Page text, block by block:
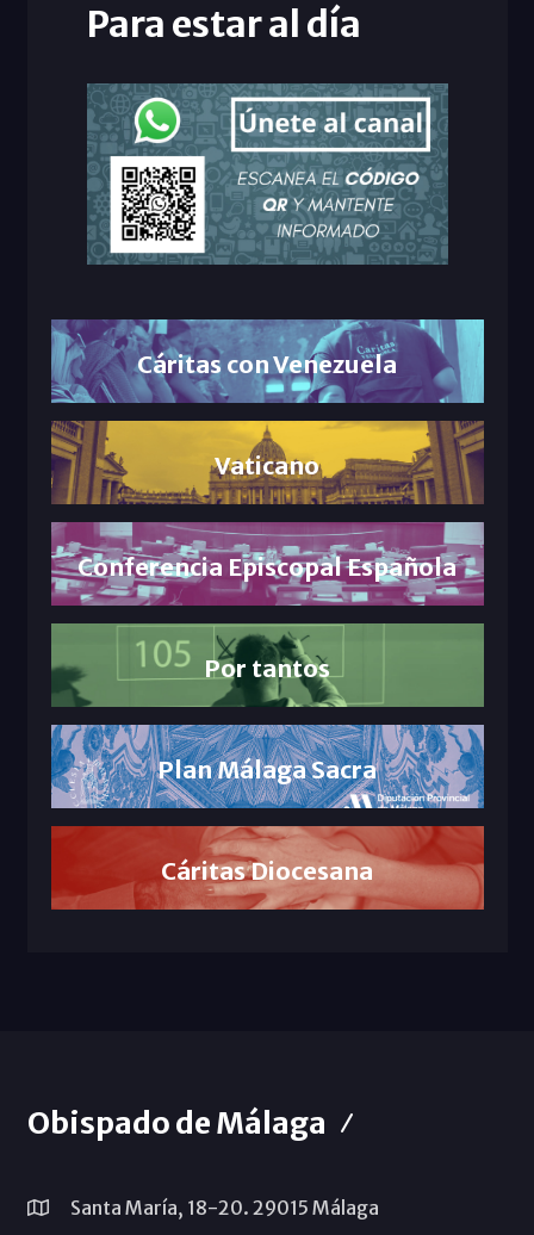
Para estar al día
Cáritas con Venezuela
Vaticano
Conferencia Episcopal Española
Por tantos
Plan Málaga Sacra
Cáritas Diocesana
Obispado de Málaga
Santa María, 18-20. 29015 Málaga